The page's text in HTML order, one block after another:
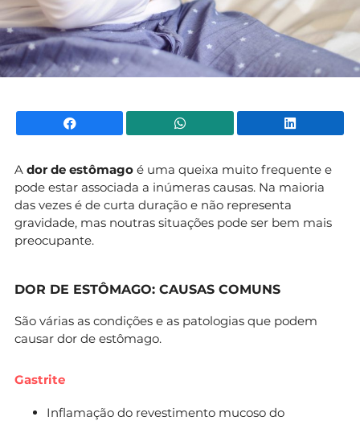
Facebook WhatsApp
A dor de estômago é uma queixa muito frequente e
pode estar associada a inúmeras causas. Na maioria
das vezes é de curta duração e não representa
gravidade, mas noutras situações pode ser bem mais
preocupante.
DOR DE ESTÔMAGO: CAUSAS COMUNS
São várias as condições e as patologias que podem
causar dor de estômago.
Gastrite
Inflamação do revestimento mucoso do